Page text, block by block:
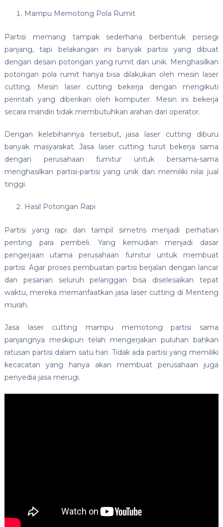
Mampu Memotong Pola Rumit
Partisi memang tampak sederhana berbentuk persegi
panjang, tapi belakangan ini banyak partisi yang dibuat
dengan desain potongan yang rumit dan unik. Menghasilkan
potongan pola rumit hanya bisa dilakukan oleh mesin laser
cutting. Mesin laser cutting bekerja dengan mengikuti
perintah yang diberikan oleh komputer. Mesin ini bekerja
secara mandiri tidak membutuhkan arahan dari operator.
Dengan kelebihannya tersebut, jasa laser cutting diburu
banyak masyarakat. Jasa laser cutting turut bekerja sama
dengan perusahaan furnitur untuk bersama-sama
menghasilkan partisi-partisi yang unik dan memiliki nilai jual
tinggi.
Hasil Potongan Rapi
Partisi yang rapi dan tampil simetris menjadi perhatian
penting para pembeli. Yang kemudian menjadi dasar
pengerjaan utama perusahaan furnitur untuk membuat
partisi. Agar proses pembuatan partisi berjalan dengan lancar
dan pesanan seluruh pelanggan bisa diselesaikan tepat
waktu, mereka memanfaatkan jasa laser cutting di Menteng
murah.
Jasa laser cutting mampu memotong partisi sama
panjangnya meskipun telah mengerjakan puluhan bahkan
ratusan partisi dalam satu hari. Tidak ada partisi yang memiliki
kecacatan yang hanya akan membuat perusahaan juga
penyedia jasa merugi.